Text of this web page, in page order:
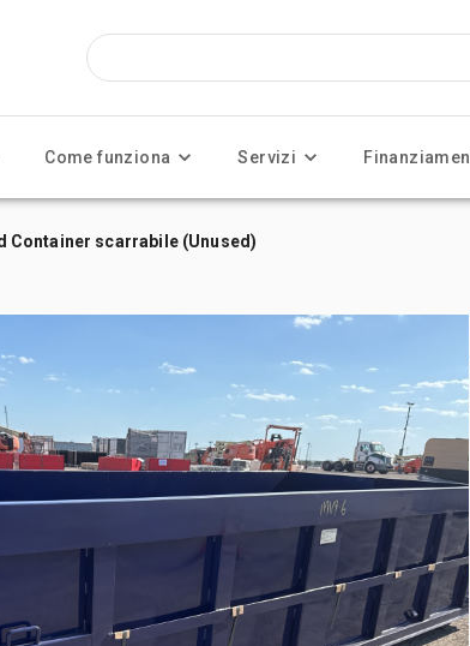
Come funziona Servizi
Container scarrabile (Unused)